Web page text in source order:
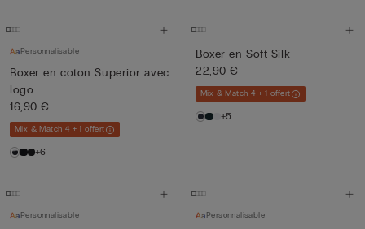
Personnalisable
Boxer en coton Superior avec
logo
16,90 €
Mix & Match 4 + 1 offert
+6
Boxer en Soft Silk
22,90 €
Mix & Match 4 + 1 offert
+5
Personnalisable Personnalisable